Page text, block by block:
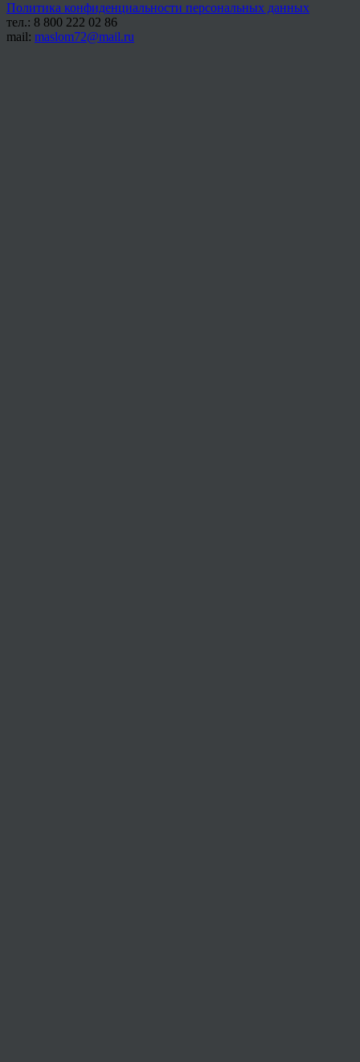
Политика конфиденциальности персональных данных
тел.: 8 800 222 02 86
mail: maslom72@mail.ru